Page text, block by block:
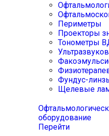
Периметры
Проекторы
Тонометры
Фундус-
Щелевые
оборудование
Перейти